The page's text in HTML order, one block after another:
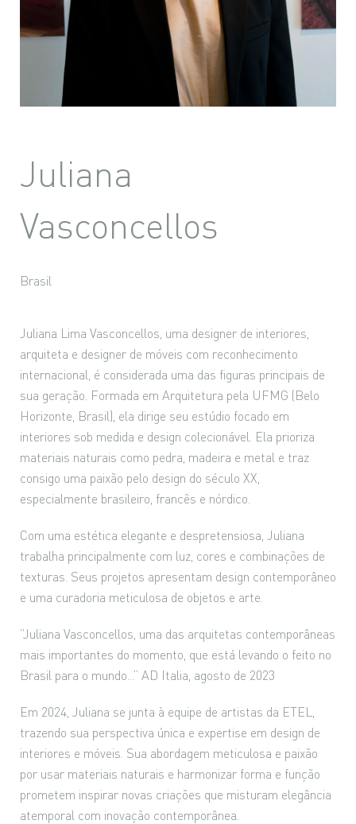
Juliana
Vasconcellos
Brasil
Juliana Lima Vasconcellos, uma designer de interiores,
arquiteta e designer de móveis com reconhecimento
internacional, é considerada uma das figuras principais de
sua geração. Formada em Arquitetura pela UFMG (Belo
Horizonte, Brasil), ela dirige seu estúdio focado em
interiores sob medida e design colecionável. Ela prioriza
materiais naturais como pedra, madeira e metal e traz
consigo uma paixão pelo design do século XX,
especialmente brasileiro, francês e nórdico.
Com uma estética elegante e despretensiosa, Juliana
trabalha principalmente com luz, cores e combinações de
texturas. Seus projetos apresentam design contemporâneo
e uma curadoria meticulosa de objetos e arte.
“Juliana Vasconcellos, uma das arquitetas contemporâneas
mais importantes do momento, que está levando o feito no
Brasil para o mundo...” AD Italia, agosto de 2023
Em 2024, Juliana se junta à equipe de artistas da ETEL,
trazendo sua perspectiva única e expertise em design de
interiores e móveis. Sua abordagem meticulosa e paixão
por usar materiais naturais e harmonizar forma e função
prometem inspirar novas criações que misturam elegância
atemporal com inovação contemporânea.